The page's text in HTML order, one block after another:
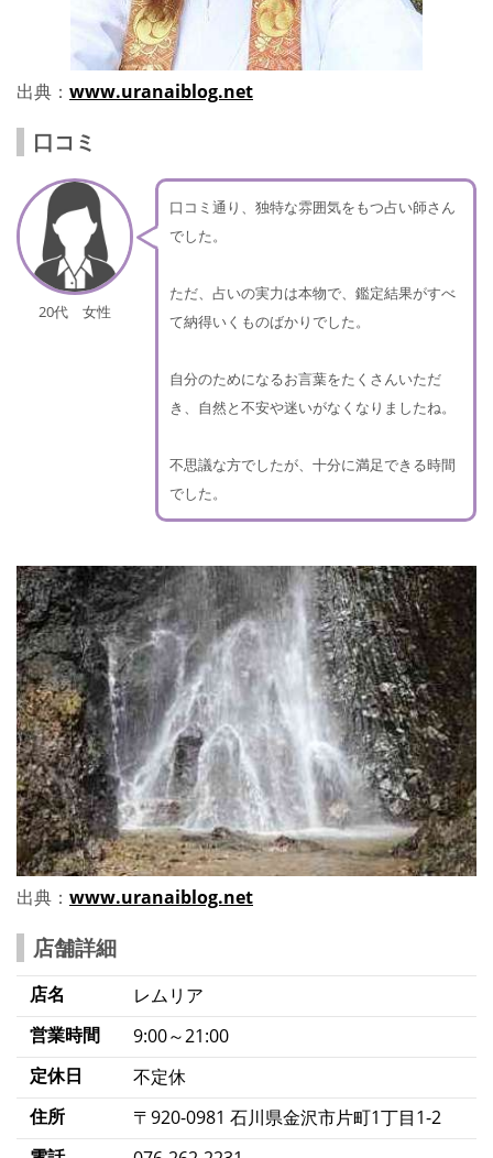
出典： www.uranaiblog.net
口コミ
20代 女性
口コミ通り、独特な雰囲気をもつ占い師さん
でした。
ただ、占いの実力は本物で、鑑定結果がすべ
て納得いくものばかりでした。
自分のためになるお言葉をたくさんいただ
き、自然と不安や迷いがなくなりましたね。
不思議な方でしたが、十分に満足できる時間
でした。
出典： www.uranaiblog.net
店舗詳細
店名
レムリア
営業時間
9:00～21:00
定休日
不定休
住所
〒920-0981 石川県金沢市片町1丁目1-2